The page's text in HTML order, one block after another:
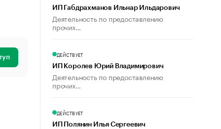
ИП Габдрахманов Ильнар Ильдарович
Деятельность по предоставлению
прочих...
ДЕЙСТВУЕТ
ИП Королев Юрий Владимирович
Деятельность по предоставлению
прочих...
ДЕЙСТВУЕТ
ИП Полянин Илья Сергеевич